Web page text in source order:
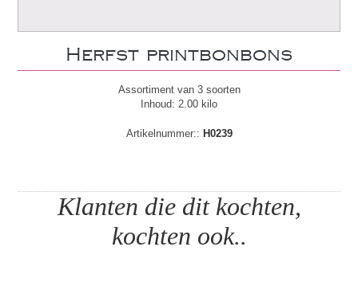
Herfst printbonbons
Assortiment van 3 soorten
Inhoud: 2.00 kilo
Artikelnummer:: H0239
Klanten die dit kochten,
kochten ook..